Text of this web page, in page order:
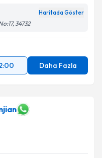
ilişkinAydınlatma
ediyorum.
Haritada Göster
34732
Daha Fazla